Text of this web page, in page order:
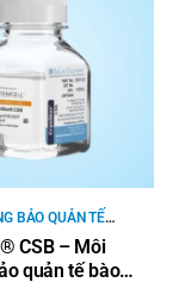
BẢO QUẢN TẾ
CSB – Môi
quản tế bào